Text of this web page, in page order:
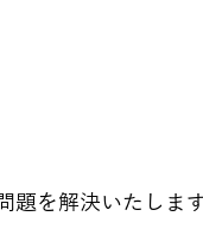
を解決いたします